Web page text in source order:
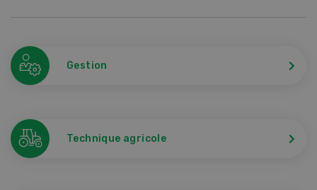
Gestion
Technique agricole